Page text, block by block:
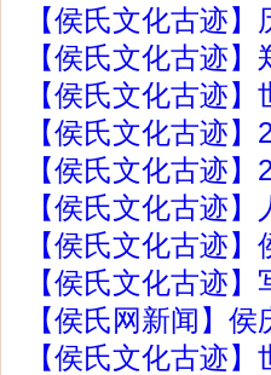
【侯氏文化古迹
【侯氏文化古迹
【侯氏文化古迹
【侯氏文化古迹
【侯氏文化古迹
【侯氏文化古迹
【侯氏文化古迹
【侯氏文化古迹
【侯氏网新闻】
【侯氏文化古迹